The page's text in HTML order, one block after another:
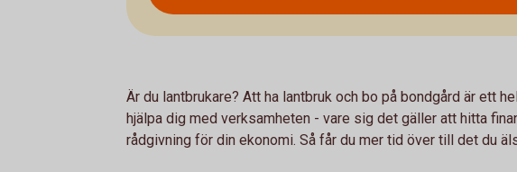
Är du lantbrukare? Att ha lantbruk och bo på bondgård är ett
hjälpa dig med verksamheten - vare sig det gäller att hitta
rådgivning för din ekonomi. Så får du mer tid över till det du